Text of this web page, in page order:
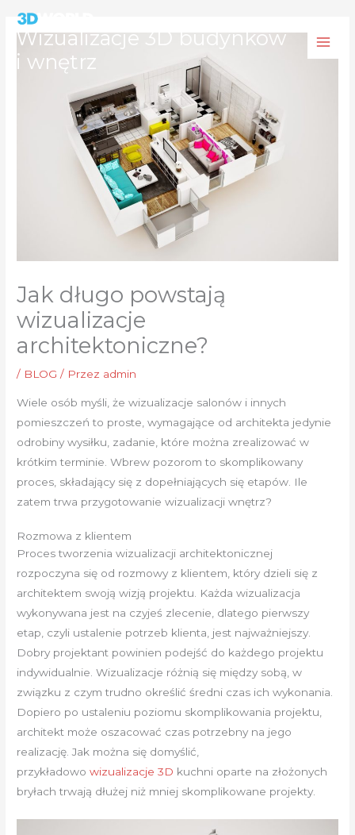
treściWizualizacje 3D budynków
i wnętrz
Jak długo powstają
wizualizacje
architektoniczne?
/ BLOG / Przez admin
Wiele osób myśli, że wizualizacje salonów i innych
pomieszczeń to proste, wymagające od architekta jedynie
odrobiny wysiłku, zadanie, które można zrealizować w
krótkim terminie. Wbrew pozorom to skomplikowany
proces, składający się z dopełniających się etapów. Ile
zatem trwa przygotowanie wizualizacji wnętrz?
Rozmowa z klientem
Proces tworzenia wizualizacji architektonicznej
rozpoczyna się od rozmowy z klientem, który dzieli się z
architektem swoją wizją projektu. Każda wizualizacja
wykonywana jest na czyjeś zlecenie, dlatego pierwszy
etap, czyli ustalenie potrzeb klienta, jest najważniejszy.
Dobry projektant powinien podejść do każdego projektu
indywidualnie. Wizualizacje różnią się między sobą, w
związku z czym trudno określić średni czas ich wykonania.
Dopiero po ustaleniu poziomu skomplikowania projektu,
architekt może oszacować czas potrzebny na jego
realizację. Jak można się domyślić,
przykładowowizualizacje 3D kuchni oparte na złożonych
bryłach trwają dłużej niż mniej skomplikowane projekty.